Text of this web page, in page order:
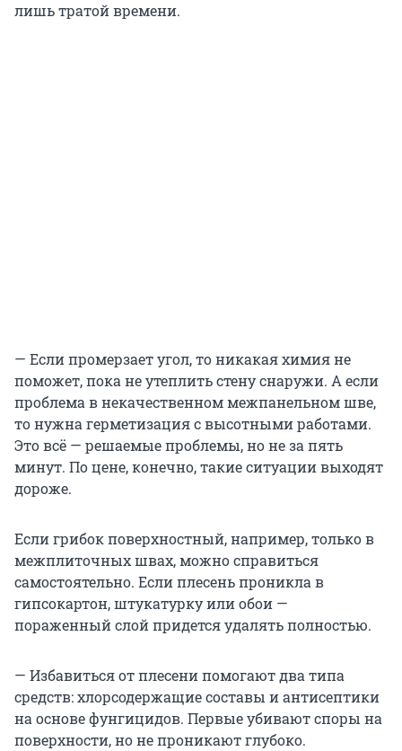
лишь тратой времени.
— Если промерзает угол, то никакая химия не
поможет, пока не утеплить стену снаружи. А если
проблема в некачественном межпанельном шве,
то нужна герметизация с высотными работами.
Это всё — решаемые проблемы, но не за пять
минут. По цене, конечно, такие ситуации выходят
дороже.
Если грибок поверхностный, например, только в
межплиточных швах, можно справиться
самостоятельно. Если плесень проникла в
гипсокартон, штукатурку или обои —
пораженный слой придется удалять полностью.
— Избавиться от плесени помогают два типа
средств: хлорсодержащие составы и антисептики
на основе фунгицидов. Первые убивают споры на
поверхности, но не проникают глубоко.